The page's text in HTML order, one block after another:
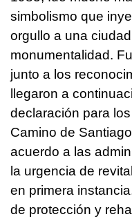
simbolismo que
orgullo a una
monumentalidad.
junto a los
llegaron a
declaración para
Camino de
acuerdo a las
la urgencia de
en primera
de protección y